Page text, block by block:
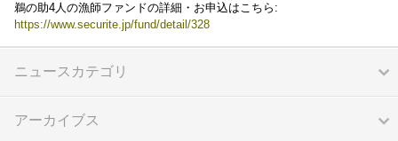
鵜の助4人の漁師ファンドの詳細・お申込はこちら:
https://www.securite.jp/fund/detail/328
ニュースカテゴリ
アーカイブス